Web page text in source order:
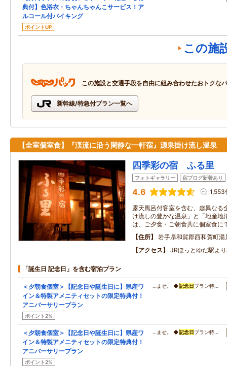
典付】色浴衣・ちゃんちゃんこサービス！ア
ルコール付バイキング
ポイントUP
この施
この施設と交通手段を自由に組み合わせたおトクな
新幹線/特急付プラン一覧へ
【全室個室食】『渓流に沿う閑静な一軒宿』源泉掛け流し温泉
四季彩の宿 ふる里
フォトギャラリー 宿ブログ新着あり
4.6 1,553
露天風呂付客室を含む、趣異なる
け流しの豊かな温泉」と「地産地
は、ご夕食・ご朝食共に個室食に
住所
岩手県和賀郡西和賀町
アクセス
JRほっとゆだ駅よ
「誕生日 記念日」を含む宿泊プラン
＜夕朝食個室＞【記念日や誕生日に】県産ワ
イン＆特製アメニティセットの限定特典付！
アニバーサリープラン
ポイント2%
…ませ。 ◆記念日 プラン特…
＜夕朝食個室＞【記念日や誕生日に】県産ワ
イン＆特製アメニティセットの限定特典付！
アニバーサリープラン
ポイント2%
…ませ。 ◆記念日 プラン特…